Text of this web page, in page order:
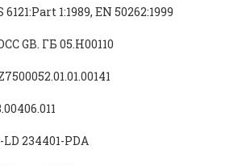
6121:Part 1:1989, EN 50262:1999
GB. ГБ 05.H00110
LD 234401-PDA